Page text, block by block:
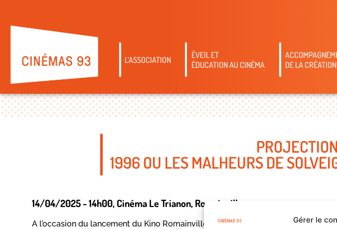
Gérer le
L’ASSOCIATION
ÉVEIL ET
ÉDUCATION AU CINÉMA
DE LA CRÉATION
1996 OU LES MALHEURS DE
14/04/2025 - 14h00, Cinéma Le Trianon, Romainville
A l’occasion du lancement du Kino Romainville, Cinémas 93 vous invite à